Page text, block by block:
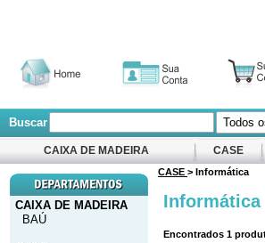
Buscar
CAIXA DE MADEIRA CASE
CAIXA DE MADEIRA
BAÚ
CASE > Informática
Informática
Encontrados 1